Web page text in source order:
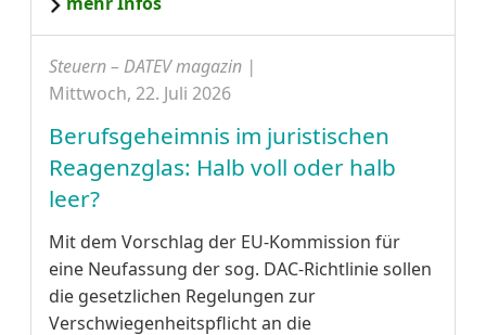
Steuern – DATEV magazin |
Mittwoch, 22. Juli 2026
Berufsgeheimnis im juristischen
Reagenzglas: Halb voll oder halb
leer?
Mit dem Vorschlag der EU-Kommission für
eine Neufassung der sog. DAC-Richtlinie sollen
die gesetzlichen Regelungen zur
Verschwiegenheitspflicht an die